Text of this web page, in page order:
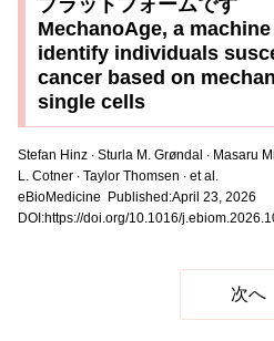
MechanoAge, a
identify individuals
cancer based on
single cells
Stefan Hinz ∙ Sturla M. Grøndal ∙ Masaru
L. Cotner ∙ Taylor Thomsen ∙ et al.
eBioMedicine Published:April 23, 2026
DOI:https://doi.org/10.1016/
次へ